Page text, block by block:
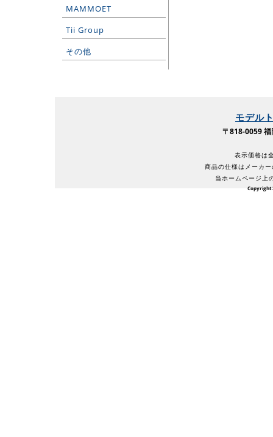
MAMMOET
Tii Group
その他
モデル
〒818-0059
表示価格は
商品の仕様はメーカ
当ホームページ上
Copyright